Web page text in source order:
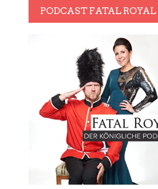
PODCAST FATAL ROYAL